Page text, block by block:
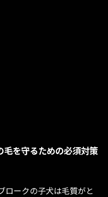
を守るための必須対策
ロークの子犬は毛質がと